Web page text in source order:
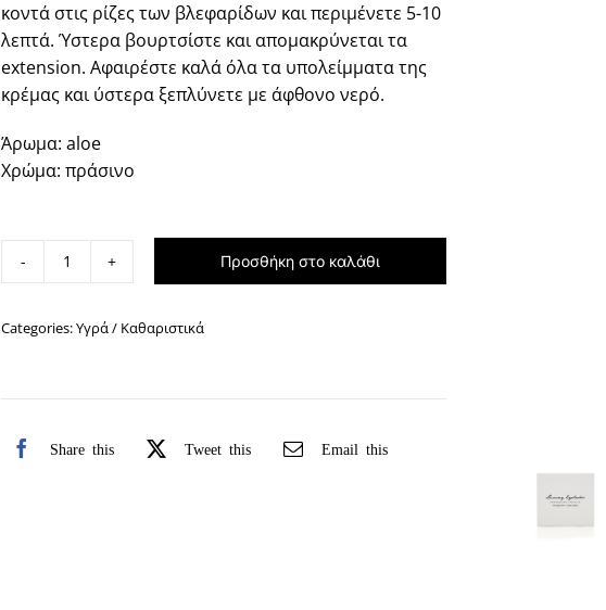
κοντά στις ρίζες των βλεφαρίδων και περιμένετε 5-10
λεπτά. Ύστερα βουρτσίστε και απομακρύνεται τα
extension. Αφαιρέστε καλά όλα τα υπολείμματα της
κρέμας και ύστερα ξεπλύνετε με άφθονο νερό.
Άρωμα: aloe
Χρώμα: πράσινο
Cream
ποσότητα
Προσθήκη στο καλάθι
Categories:Υγρά / Καθαριστικά
Share this Tweet this Email this